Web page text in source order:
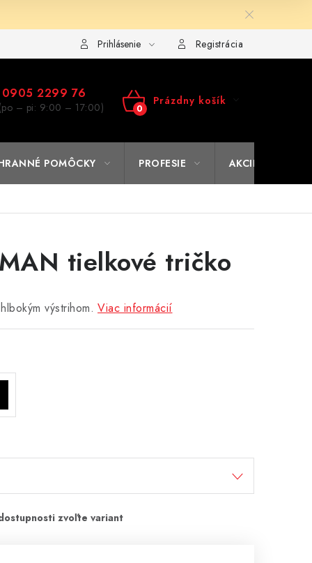
na výmenu tovaru Kto sme Reklamačný poriadok
Prihlásenie Registrácia
2299 76
– pi: 9:00 – 17:00)
NÁKUPNÝ
Prázdny košík
POMÔCKY PROFESIE AKCIE
tielkové tričko
výstrihom. Viac informácií